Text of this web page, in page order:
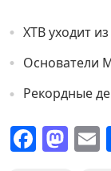
XTB уходит
Основатели
Рекордные
F M